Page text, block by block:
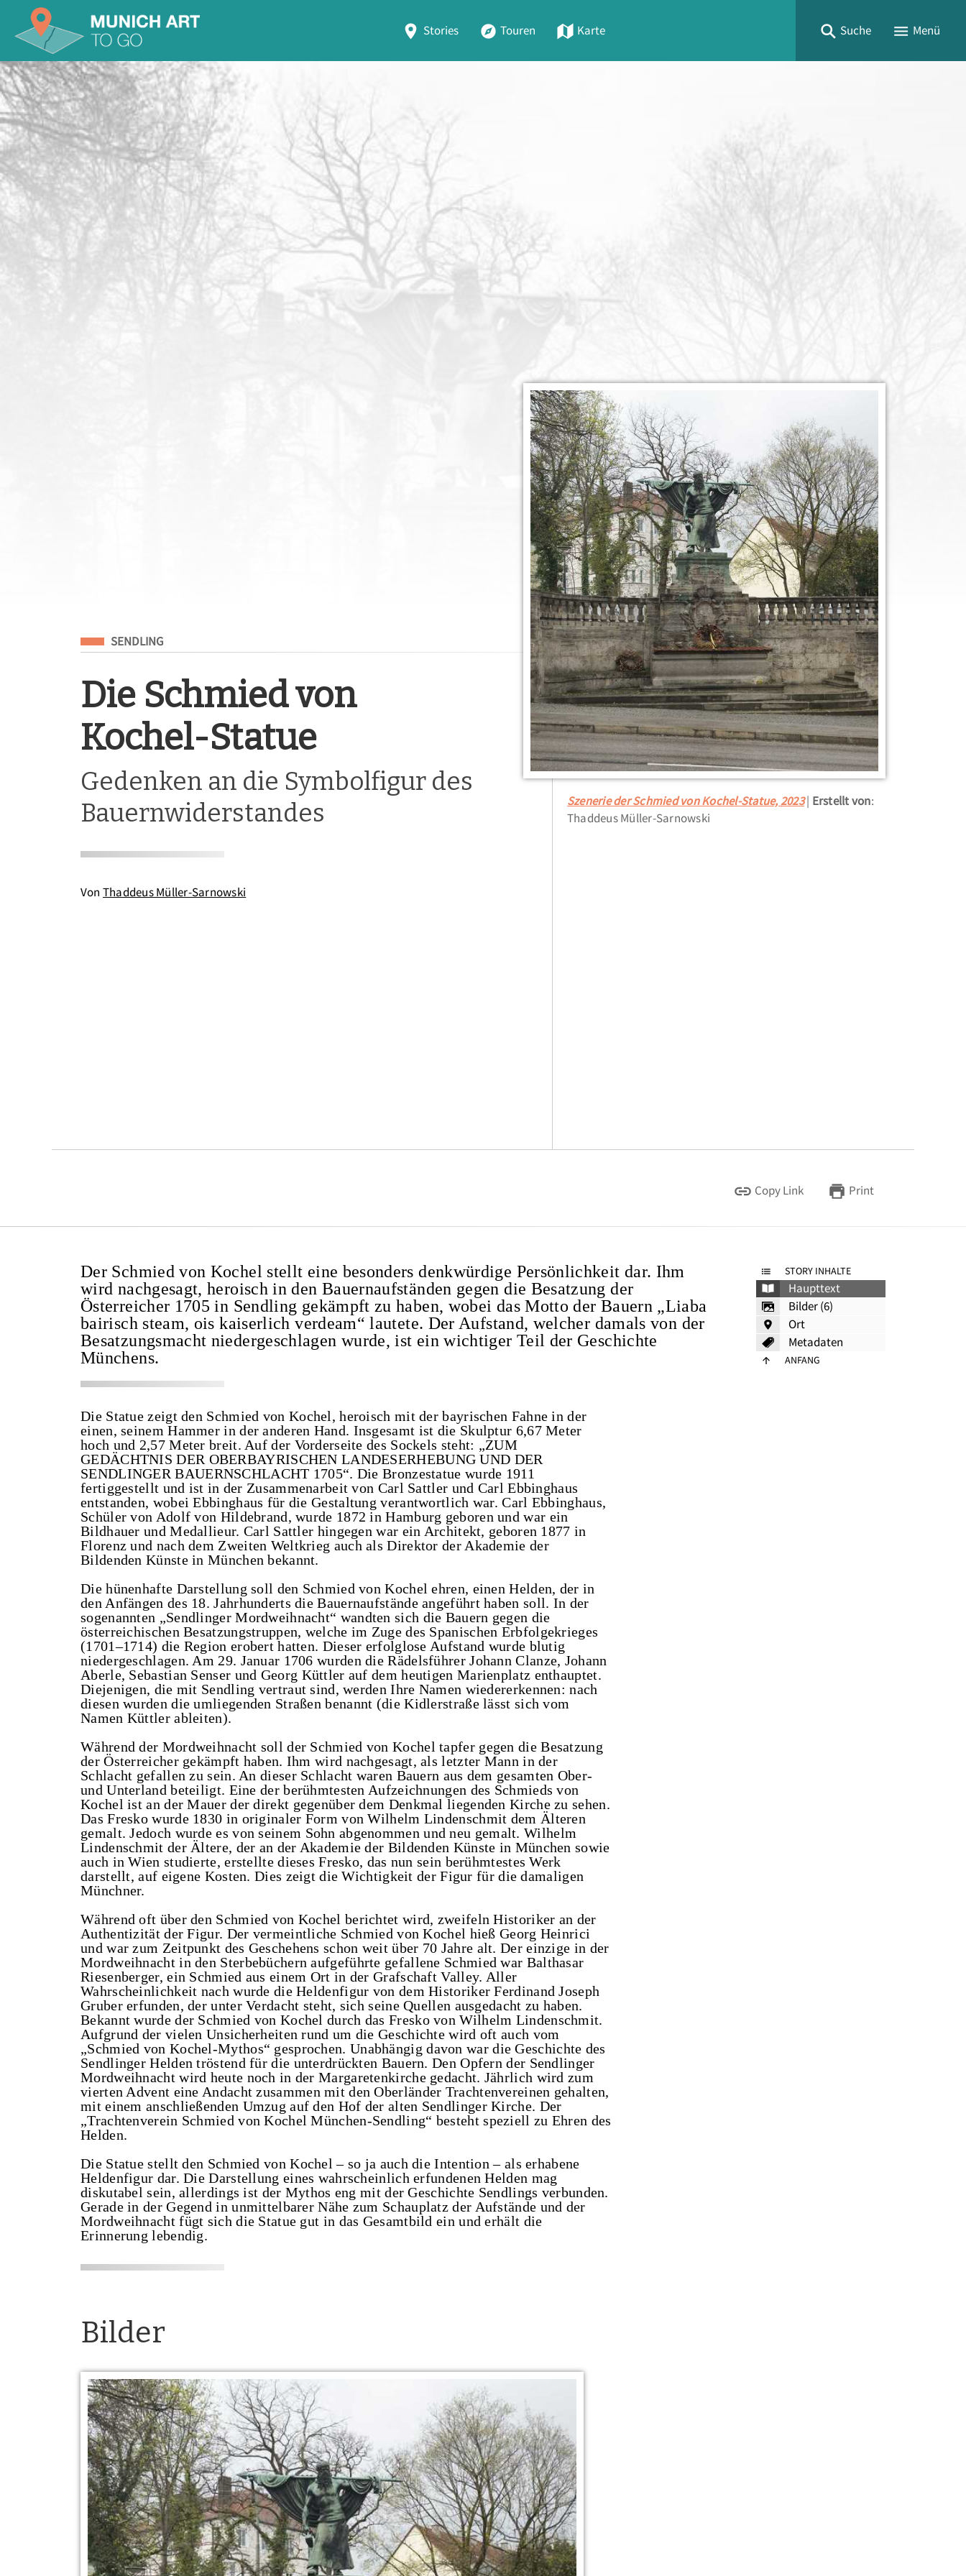
Stories Touren Karte Suche Menü
Eingeordnet unter
SENDLING
Die Schmied von
Kochel-Statue
Gedenken an die Symbolfigur des
Bauernwiderstandes
Von Thaddeus Müller-Sarnowski
Szenerie der Schmied von Kochel-Statue, 2023 Erstellt von:
Thaddeus Müller-Sarnowski
Copy Link Print
STORY INHALTE
Haupttext
Bilder (6)
Ort
Metadaten
ANFANG
Der Schmied von Kochel stellt eine besonders denkwürdige Persönlichkeit dar. Ihm
wird nachgesagt, heroisch in den Bauernaufständen gegen die Besatzung der
Österreicher 1705 in Sendling gekämpft zu haben, wobei das Motto der Bauern „Liaba
bairisch steam, ois kaiserlich verdeam“ lautete. Der Aufstand, welcher damals von der
Besatzungsmacht niedergeschlagen wurde, ist ein wichtiger Teil der Geschichte
Münchens.
Die Statue zeigt den Schmied von Kochel, heroisch mit der bayrischen Fahne in der
einen, seinem Hammer in der anderen Hand. Insgesamt ist die Skulptur 6,67 Meter
hoch und 2,57 Meter breit. Auf der Vorderseite des Sockels steht: „ZUM
GEDÄCHTNIS DER OBERBAYRISCHEN LANDESERHEBUNG UND DER
SENDLINGER BAUERNSCHLACHT 1705“. Die Bronzestatue wurde 1911
fertiggestellt und ist in der Zusammenarbeit von Carl Sattler und Carl Ebbinghaus
entstanden, wobei Ebbinghaus für die Gestaltung verantwortlich war. Carl Ebbinghaus,
Schüler von Adolf von Hildebrand, wurde 1872 in Hamburg geboren und war ein
Bildhauer und Medallieur. Carl Sattler hingegen war ein Architekt, geboren 1877 in
Florenz und nach dem Zweiten Weltkrieg auch als Direktor der Akademie der
Bildenden Künste in München bekannt.
Die hünenhafte Darstellung soll den Schmied von Kochel ehren, einen Helden, der in
den Anfängen des 18. Jahrhunderts die Bauernaufstände angeführt haben soll. In der
sogenannten „Sendlinger Mordweihnacht“ wandten sich die Bauern gegen die
österreichischen Besatzungstruppen, welche im Zuge des Spanischen Erbfolgekrieges
(1701–1714) die Region erobert hatten. Dieser erfolglose Aufstand wurde blutig
niedergeschlagen. Am 29. Januar 1706 wurden die Rädelsführer Johann Clanze, Johann
Aberle, Sebastian Senser und Georg Küttler auf dem heutigen Marienplatz enthauptet.
Diejenigen, die mit Sendling vertraut sind, werden Ihre Namen wiedererkennen: nach
diesen wurden die umliegenden Straßen benannt (die Kidlerstraße lässt sich vom
Namen Küttler ableiten).
Während der Mordweihnacht soll der Schmied von Kochel tapfer gegen die Besatzung
der Österreicher gekämpft haben. Ihm wird nachgesagt, als letzter Mann in der
Schlacht gefallen zu sein. An dieser Schlacht waren Bauern aus dem gesamten Ober-
und Unterland beteiligt. Eine der berühmtesten Aufzeichnungen des Schmieds von
Kochel ist an der Mauer der direkt gegenüber dem Denkmal liegenden Kirche zu sehen.
Das Fresko wurde 1830 in originaler Form von Wilhelm Lindenschmit dem Älteren
gemalt. Jedoch wurde es von seinem Sohn abgenommen und neu gemalt. Wilhelm
Lindenschmit der Ältere, der an der Akademie der Bildenden Künste in München sowie
auch in Wien studierte, erstellte dieses Fresko, das nun sein berühmtestes Werk
darstellt, auf eigene Kosten. Dies zeigt die Wichtigkeit der Figur für die damaligen
Münchner.
Während oft über den Schmied von Kochel berichtet wird, zweifeln Historiker an der
Authentizität der Figur. Der vermeintliche Schmied von Kochel hieß Georg Heinrici
und war zum Zeitpunkt des Geschehens schon weit über 70 Jahre alt. Der einzige in der
Mordweihnacht in den Sterbebüchern aufgeführte gefallene Schmied war Balthasar
Riesenberger, ein Schmied aus einem Ort in der Grafschaft Valley. Aller
Wahrscheinlichkeit nach wurde die Heldenfigur von dem Historiker Ferdinand Joseph
Gruber erfunden, der unter Verdacht steht, sich seine Quellen ausgedacht zu haben.
Bekannt wurde der Schmied von Kochel durch das Fresko von Wilhelm Lindenschmit.
Aufgrund der vielen Unsicherheiten rund um die Geschichte wird oft auch vom
„Schmied von Kochel-Mythos“ gesprochen. Unabhängig davon war die Geschichte des
Sendlinger Helden tröstend für die unterdrückten Bauern. Den Opfern der Sendlinger
Mordweihnacht wird heute noch in der Margaretenkirche gedacht. Jährlich wird zum
vierten Advent eine Andacht zusammen mit den Oberländer Trachtenvereinen gehalten,
mit einem anschließenden Umzug auf den Hof der alten Sendlinger Kirche. Der
„Trachtenverein Schmied von Kochel München-Sendling“ besteht speziell zu Ehren des
Helden.
Die Statue stellt den Schmied von Kochel – so ja auch die Intention – als erhabene
Heldenfigur dar. Die Darstellung eines wahrscheinlich erfundenen Helden mag
diskutabel sein, allerdings ist der Mythos eng mit der Geschichte Sendlings verbunden.
Gerade in der Gegend in unmittelbarer Nähe zum Schauplatz der Aufstände und der
Mordweihnacht fügt sich die Statue gut in das Gesamtbild ein und erhält die
Erinnerung lebendig.
Bilder